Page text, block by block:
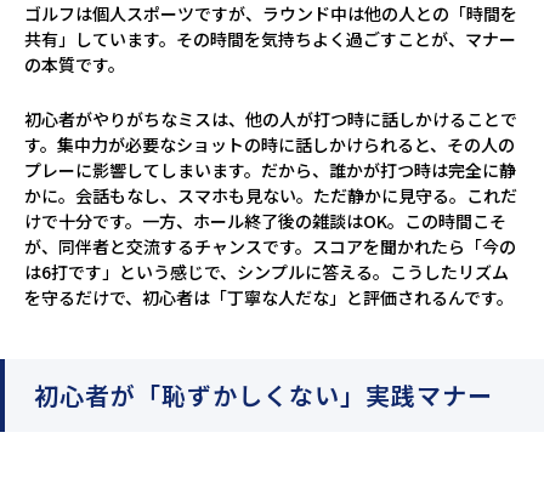
ゴルフは個人スポーツですが、ラウンド中は他の人との「時間を
共有」しています。その時間を気持ちよく過ごすことが、マナー
の本質です。
初心者がやりがちなミスは、他の人が打つ時に話しかけることで
す。集中力が必要なショットの時に話しかけられると、その人の
プレーに影響してしまいます。だから、誰かが打つ時は完全に静
かに。会話もなし、スマホも見ない。ただ静かに見守る。これだ
けで十分です。一方、ホール終了後の雑談はOK。この時間こそ
が、同伴者と交流するチャンスです。スコアを聞かれたら「今の
は6打です」という感じで、シンプルに答える。こうしたリズム
を守るだけで、初心者は「丁寧な人だな」と評価されるんです。
初心者が「恥ずかしくない」実践マナー